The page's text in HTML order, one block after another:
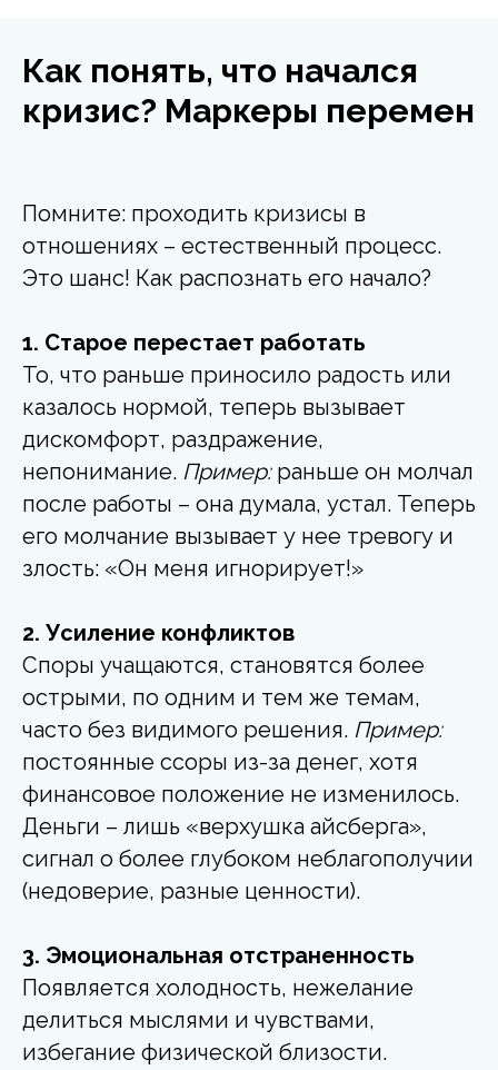
Как понять, что начался
кризис? Маркеры перемен
Помните: проходить кризисы в
отношениях – естественный процесс.
Это шанс! Как распознать его начало?
1. Старое перестает работать
То, что раньше приносило радость или
казалось нормой, теперь вызывает
дискомфорт, раздражение,
непонимание. Пример: раньше он молчал
после работы – она думала, устал. Теперь
его молчание вызывает у нее тревогу и
злость: «Он меня игнорирует!»
2. Усиление конфликтов
Споры учащаются, становятся более
острыми, по одним и тем же темам,
часто без видимого решения. Пример:
постоянные ссоры из-за денег, хотя
финансовое положение не изменилось.
Деньги – лишь «верхушка айсберга»,
сигнал о более глубоком неблагополучии
(недоверие, разные ценности).
3. Эмоциональная отстраненность
Появляется холодность, нежелание
делиться мыслями и чувствами,
избегание физической близости.